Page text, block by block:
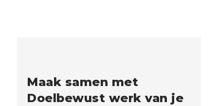
Maak samen met
Doelbewust werk van je